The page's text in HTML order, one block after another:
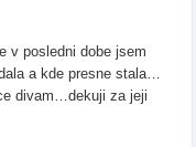
v posledni dobe jsem
a kde presne stala…
divam…dekuji za jeji